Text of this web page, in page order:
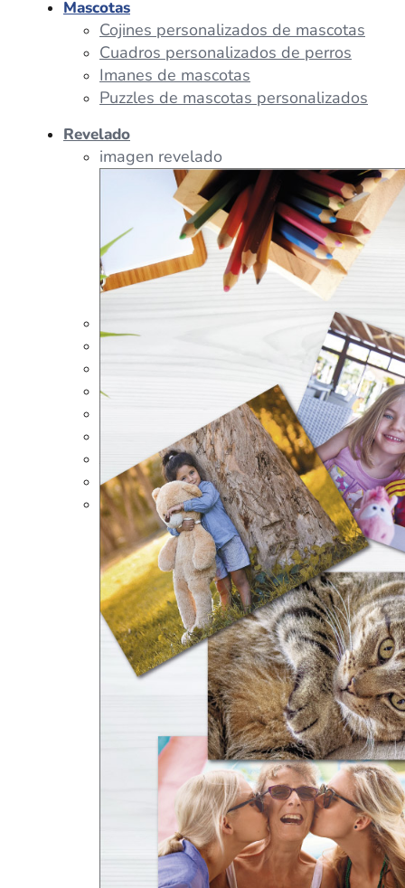
Tazas Personalizadas
Peluches Personalizados
Portalápices Personalizados
Puzles Personalizados
Juegos de Mesa
Alfombrillas Personalizadas
Lámparas LED
Mascotas
Cojines personalizados de mascotas
Cuadros personalizados de perros
Imanes de mascotas
Puzzles de mascotas personalizados
Revelado
imagen revelado